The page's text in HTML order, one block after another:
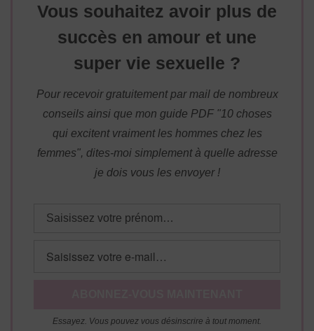
Vous souhaitez avoir plus de
succès en amour et une
super vie sexuelle ?
Pour recevoir gratuitement par mail de nombreux
conseils ainsi que mon guide PDF "10 choses
qui excitent vraiment les hommes chez les
femmes", dites-moi simplement à quelle adresse
je dois vous les envoyer !
Essayez. Vous pouvez vous désinscrire à tout moment.